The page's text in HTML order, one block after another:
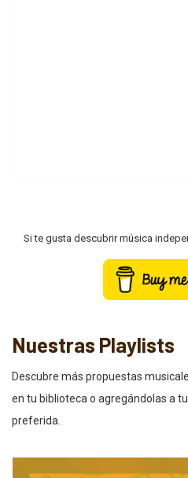
Si te gusta descubrir música
Nuestras Playlists
Descubre más propuestas
en tu biblioteca o agregándolas a
preferida.